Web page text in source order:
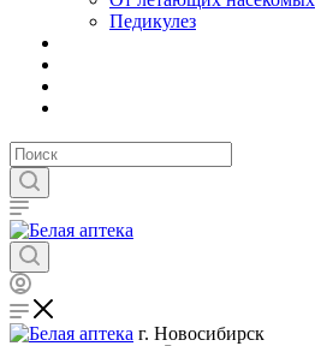
Педикулез
г. Новосибирск